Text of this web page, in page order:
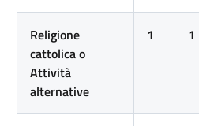
Religione
cattolica o
Attività
alternative
1 1